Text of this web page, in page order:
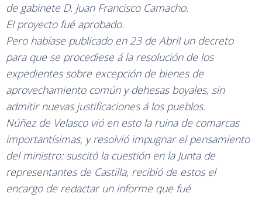
de gabinete D. Juan Francisco Camacho.
El proyecto fué aprobado.
Pero habíase publicado en 23 de Abril un decreto
para que se procediese á la resolución de los
expedientes sobre excepción de bienes de
aprovechamiento común y dehesas boyales, sin
admitir nuevas justificaciones á los pueblos.
Núñez de Velasco vió en esto la ruina de comarcas
importantísimas, y resolvió impugnar el pensamiento
del ministro: suscitó la cuestión en la Junta de
representantes de Castilla, recibió de estos el
encargo de redactar un informe que fué